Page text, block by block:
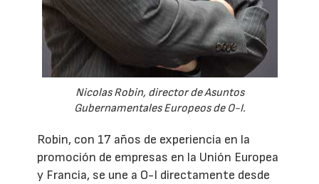
Nicolas Robin, director de Asuntos
Gubernamentales Europeos de O-I.
Robin, con 17 años de experiencia en la
promoción de empresas en la Unión Europea
y Francia, se une a O-I directamente desde